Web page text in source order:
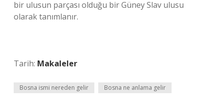
bir ulusun parçası olduğu bir Güney Slav ulusu
olarak tanımlanır.
Tarih: Makaleler
Bosna ismi nereden gelir Bosna ne anlama gelir